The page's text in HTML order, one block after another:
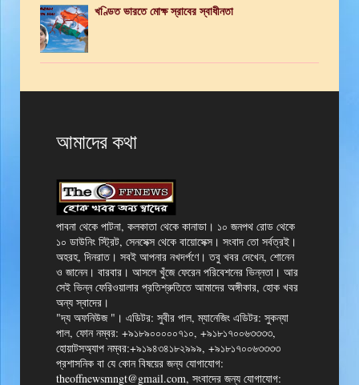
খণ্ডিত ভারতে মোক্ষ স্রাবের স্বাধীনতা
আমাদের কথা
পাবনা থেকে পাটনা, কলকাতা থেকে কানাডা। ১০ জনপথ রোড থেকে
১০ ডাউনিং স্ট্রিট, সেনসেক্স থেকে বায়োসেক্স। সংবাদ তো সর্বত্রই।
অহরহ, দিনরাত। সবই আপনার নখদর্পণে। তবু খবর দেখেন, শোনেন
ও জানেন। বারবার। আসলে খুঁজে ফেরেন পরিবেশনের ভিন্নতা। আর
সেই ভিন্ন ফেরিওয়ালার প্রতিশ্রুতিতে আমাদের অঙ্গীকার, হোক খবর
অন্য স্বাদের।
"দ্য অফনিউজ "। এডিটর: সুবীর পাল, ম্যানেজিং এডিটর: সুকন্যা
পাল, ফোন নম্বর: +৯১৮৯০০০০০৭১০, +৯১৮১৭০০৬৩৩৩৩,
হোয়াটসঅ্যাপ নম্বর:+৯১৯৪৩৪১৮২৯৯৯, +৯১৮১৭০০৬৩৩৩৩
প্রশাসনিক বা যে কোন বিষয়ের জন্য যোগাযোগ:
theoffnewsmngt@gmail.com, সংবাদের জন্য যোগাযোগ: